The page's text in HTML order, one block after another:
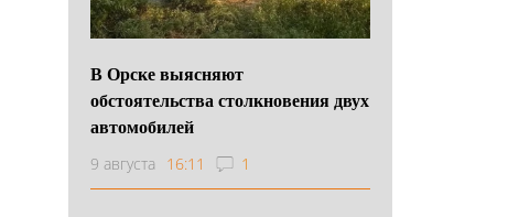
В Орске выясняют
обстоятельства столкновения двух
автомобилей
9 августа 16:11 1